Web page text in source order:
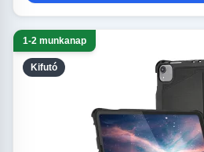
Kifutó
1-2 munkanap